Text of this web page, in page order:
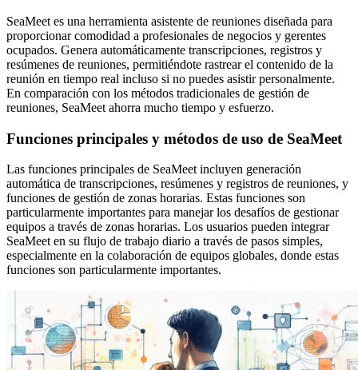
SeaMeet es una herramienta asistente de reuniones diseñada para
proporcionar comodidad a profesionales de negocios y gerentes
ocupados. Genera automáticamente transcripciones, registros y
resúmenes de reuniones, permitiéndote rastrear el contenido de la
reunión en tiempo real incluso si no puedes asistir personalmente.
En comparación con los métodos tradicionales de gestión de
reuniones, SeaMeet ahorra mucho tiempo y esfuerzo.
Funciones principales y métodos de uso de SeaMeet
Las funciones principales de SeaMeet incluyen generación
automática de transcripciones, resúmenes y registros de reuniones, y
funciones de gestión de zonas horarias. Estas funciones son
particularmente importantes para manejar los desafíos de gestionar
equipos a través de zonas horarias. Los usuarios pueden integrar
SeaMeet en su flujo de trabajo diario a través de pasos simples,
especialmente en la colaboración de equipos globales, donde estas
funciones son particularmente importantes.